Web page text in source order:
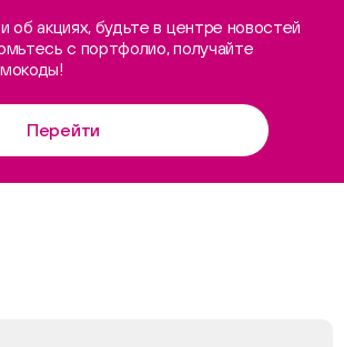
об акциях, будьте в центре новостей
с портфолио, получайте
Перейти